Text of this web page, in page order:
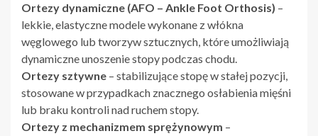
Ortezy dynamiczne (AFO – Ankle Foot Orthosis) –
lekkie, elastyczne modele wykonane z włókna
węglowego lub tworzyw sztucznych, które umożliwiają
dynamiczne unoszenie stopy podczas chodu.
Ortezy sztywne – stabilizujące stopę w stałej pozycji,
stosowane w przypadkach znacznego osłabienia mięśni
lub braku kontroli nad ruchem stopy.
Ortezy z mechanizmem sprężynowym –